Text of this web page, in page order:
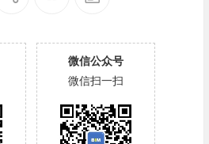
微信公众号
微信扫一扫